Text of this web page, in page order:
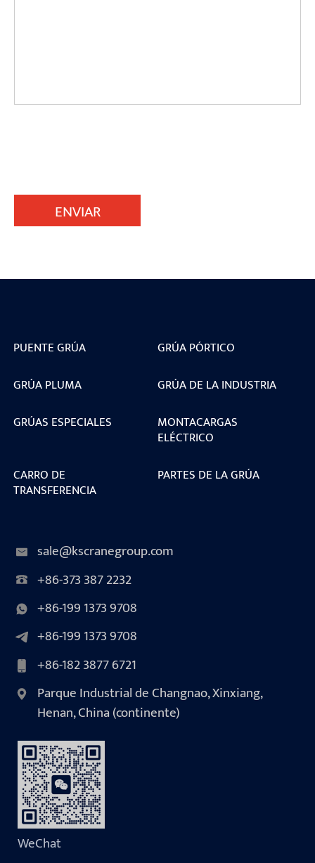
ENVIAR
PUENTE GRÚA
GRÚA PÓRTICO
GRÚA PLUMA
GRÚA DE LA INDUSTRIA
GRÚAS ESPECIALES
MONTACARGAS
ELÉCTRICO
CARRO DE
TRANSFERENCIA
PARTES DE LA GRÚA
sale@kscranegroup.com
+86-373 387 2232
+86-199 1373 9708
+86-199 1373 9708
+86-182 3877 6721
Parque Industrial de Changnao, Xinxiang,
Henan, China (continente)
WeChat